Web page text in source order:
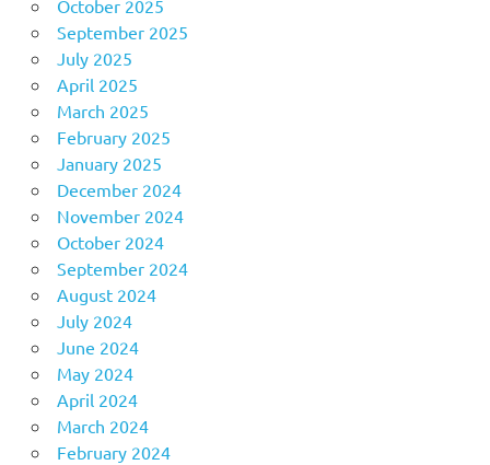
October 2025
September 2025
July 2025
April 2025
March 2025
February 2025
January 2025
December 2024
November 2024
October 2024
September 2024
August 2024
July 2024
June 2024
May 2024
April 2024
March 2024
February 2024